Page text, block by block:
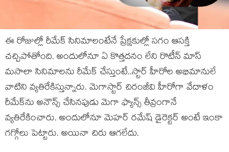
ఈ రోజుల్లో రీమేక్ సినిమాలంటేనే ప్రేక్ష‌కుల్లో స‌గం ఆస‌క్తి
చ‌చ్చిపోతోంది. అందులోనూ ఏ కొత్త‌ద‌నం లేని రొటీన్ మాస్
మ‌సాలా సినిమాల‌ను రీమేక్ చేస్తుంటే..స్టార్ హీరోల అభిమానులే
వాటిని వ్య‌తిరేకిస్తున్నారు. మెగాస్టార్ చిరంజీవి హీరోగా వేదాళం
రీమేక్‌ను అనౌన్స్ చేసిన‌పుడు మెగా ఫ్యాన్స్ తీవ్రంగానే
వ్య‌తిరేకించారు. అందులోనూ మెహ‌ర్ ర‌మేష్ డైరెక్ట‌ర్ అంటే ఇంకా
గ‌గ్గోలు పెట్టారు. అయినా చిరు ఆగ‌లేదు.